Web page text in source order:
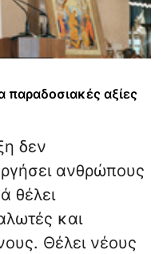
παραδοσιακές αξίες
δεν
ανθρώπους
θέλει
και
Θέλει νέους